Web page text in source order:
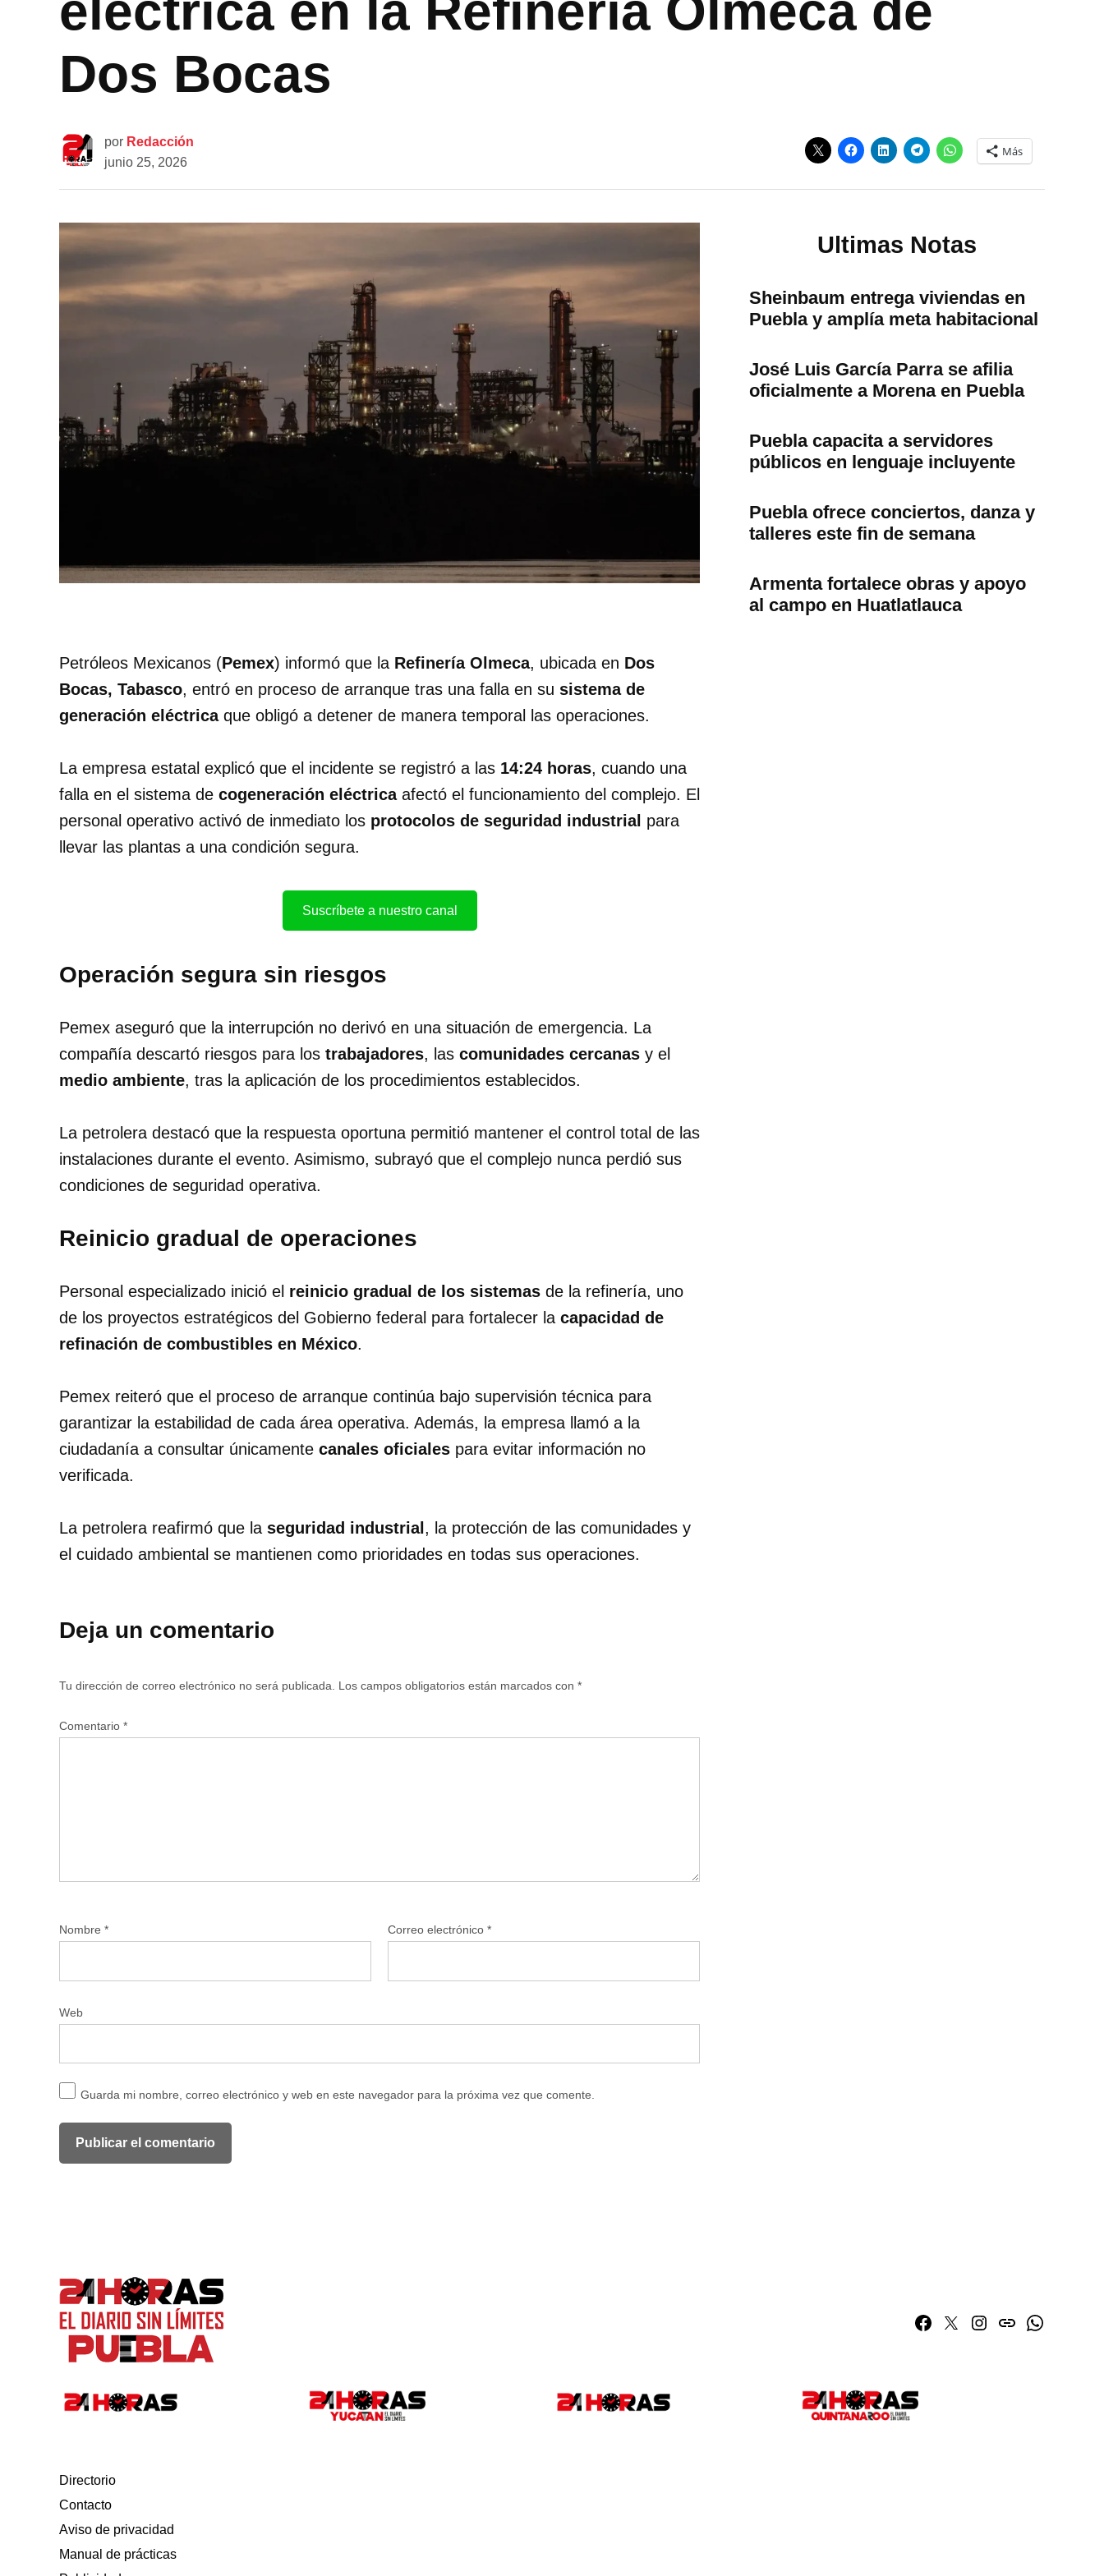
Dos Bocas
por Redacción
junio 25, 2026
Más
Petróleos Mexicanos (Pemex) informó que la Refinería Olmeca, ubicada en Dos
Bocas, Tabasco, entró en proceso de arranque tras una falla en su sistema de
generación eléctricaque obligó a detener de manera temporal las operaciones.
La empresa estatal explicó que el incidente se registró a las 14:24 horas, cuando una
falla en el sistema de cogeneración eléctricaafectó el funcionamiento del complejo. El
personal operativo activó de inmediato los protocolos de seguridad industrial para
llevar las plantas a una condición segura.
Suscríbete a nuestro canal
Operación segura sin riesgos
Pemex aseguró que la interrupción no derivó en una situación de emergencia. La
compañía descartó riesgos para los trabajadores, las comunidades cercanas y el
medio ambiente, tras la aplicación de los procedimientos establecidos.
La petrolera destacó que la respuesta oportuna permitió mantener el control total de las
instalaciones durante el evento. Asimismo, subrayó que el complejo nunca perdió sus
condiciones de seguridad operativa.
Reinicio gradual de operaciones
Personal especializado inició el reinicio gradual de los sistemas de la refinería, uno
de los proyectos estratégicos del Gobierno federal para fortalecer la capacidad de
refinación de combustibles en México.
Pemex reiteró que el proceso de arranque continúa bajo supervisión técnica para
garantizar la estabilidad de cada área operativa. Además, la empresa llamó a la
ciudadanía a consultar únicamente canales oficiales para evitar información no
verificada.
La petrolera reafirmó que la seguridad industrial , la protección de las comunidades y
el cuidado ambiental se mantienen como prioridades en todas sus operaciones.
Deja un comentario
Tu dirección de correo electrónico no será publicada. Los campos obligatorios están marcados con *
Comentario *
Nombre * Correo electrónico *
Web
Guarda mi nombre, correo electrónico y web en este navegador para la próxima vez que comente.
Ultimas Notas
Sheinbaum entrega viviendas en
Puebla y amplía meta habitacional
José Luis García Parra se afilia
oficialmente a Morena en Puebla
Puebla capacita a servidores
públicos en lenguaje incluyente
Puebla ofrece conciertos, danza y
talleres este fin de semana
Armenta fortalece obras y apoyo
al campo en Huatlatlauca
Facebook
TwitterInstagram
issuuWhatsapp
Directorio
Contacto
Aviso de privacidad
Manual de prácticas